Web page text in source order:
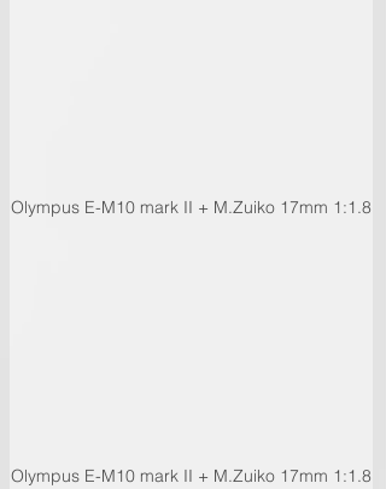
Olympus E-M10 mark II + M.Zuiko 17mm 1:1.8
Olympus E-M10 mark II + M.Zuiko 17mm 1:1.8